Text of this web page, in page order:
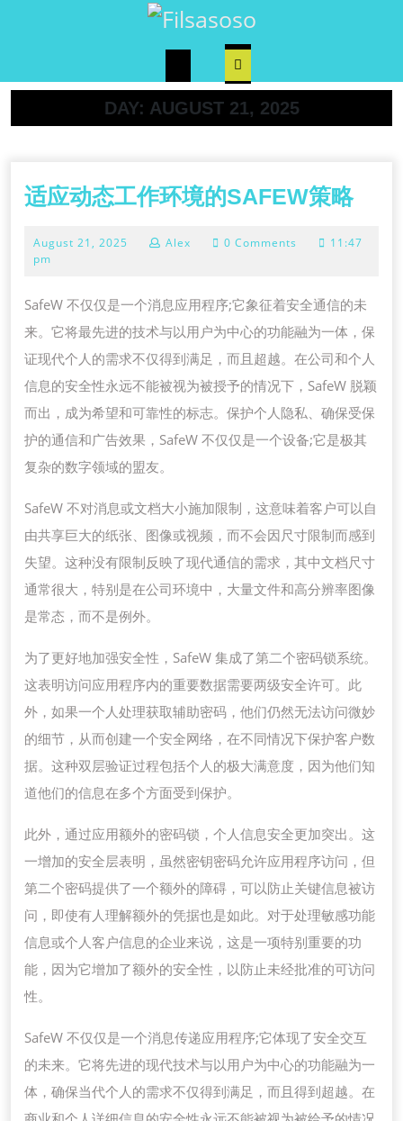
Open
Button
DAY: AUGUST 21, 2025
适应动态工作环境的SAFEW策略适
动
工
作
环
境
的
August 21, 2025 AugustAlex 0 Comments
11:47
pm
SafeW 不仅仅是一个消息应用程序;它象征着安全通信的未
来。它将最先进的技术与以用户为中心的功能融为一体，保
证现代个人的需求不仅得到满足，而且超越。在公司和个人
信息的安全性永远不能被视为被授予的情况下，SafeW 脱颖
而出，成为希望和可靠性的标志。保护个人隐私、确保受保
护的通信和广告效果，SafeW 不仅仅是一个设备;它是极其
复杂的数字领域的盟友。
SafeW 不对消息或文档大小施加限制，这意味着客户可以自
由共享巨大的纸张、图像或视频，而不会因尺寸限制而感到
失望。这种没有限制反映了现代通信的需求，其中文档尺寸
通常很大，特别是在公司环境中，大量文件和高分辨率图像
是常态，而不是例外。
为了更好地加强安全性，SafeW 集成了第二个密码锁系统。
这表明访问应用程序内的重要数据需要两级安全许可。此
外，如果一个人处理获取辅助密码，他们仍然无法访问微妙
的细节，从而创建一个安全网络，在不同情况下保护客户数
据。这种双层验证过程包括个人的极大满意度，因为他们知
道他们的信息在多个方面受到保护。
此外，通过应用额外的密码锁，个人信息安全更加突出。这
一增加的安全层表明，虽然密钥密码允许应用程序访问，但
第二个密码提供了一个额外的障碍，可以防止关键信息被访
问，即使有人理解额外的凭据也是如此。对于处理敏感功能
信息或个人客户信息的企业来说，这是一项特别重要的功
能，因为它增加了额外的安全性，以防止未经批准的可访问
性。
SafeW 不仅仅是一个消息传递应用程序;它体现了安全交互
的未来。它将先进的现代技术与以用户为中心的功能融为一
体，确保当代个人的需求不仅得到满足，而且得到超越。在